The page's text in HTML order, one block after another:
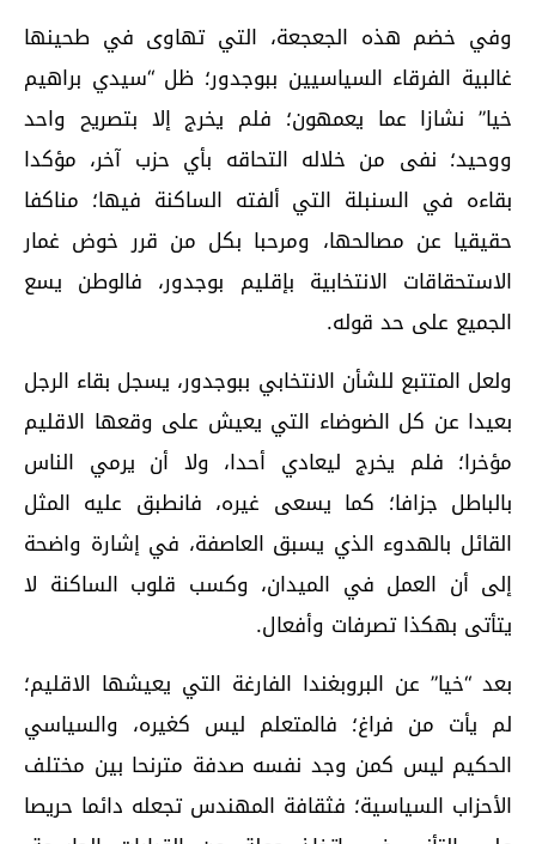
وفي خضم هذه الجعجعة، التي تهاوى في طحينها
غالبية الفرقاء السياسيين ببوجدور؛ ظل “سيدي براهيم
خيا” نشازا عما يعمهون؛ فلم يخرج إلا بتصريح واحد
ووحيد؛ نفى من خلاله التحاقه بأي حزب آخر، مؤكدا
بقاءه في السنبلة التي ألفته الساكنة فيها؛ مناكفا
حقيقيا عن مصالحها، ومرحبا بكل من قرر خوض غمار
الاستحقاقات الانتخابية بإقليم بوجدور، فالوطن يسع
الجميع على حد قوله.
ولعل المتتبع للشأن الانتخابي ببوجدور، يسجل بقاء الرجل
بعيدا عن كل الضوضاء التي يعيش على وقعها الاقليم
مؤخرا؛ فلم يخرج ليعادي أحدا، ولا أن يرمي الناس
بالباطل جزافا؛ كما يسعى غيره، فانطبق عليه المثل
القائل بالهدوء الذي يسبق العاصفة، في إشارة واضحة
إلى أن العمل في الميدان، وكسب قلوب الساكنة لا
يتأتى بهكذا تصرفات وأفعال.
بعد “خيا” عن البروبغندا الفارغة التي يعيشها الاقليم؛
لم يأت من فراغ؛ فالمتعلم ليس كغيره، والسياسي
الحكيم ليس كمن وجد نفسه صدفة مترنحا بين مختلف
الأحزاب السياسية؛ فثقافة المهندس تجعله دائما حريصا